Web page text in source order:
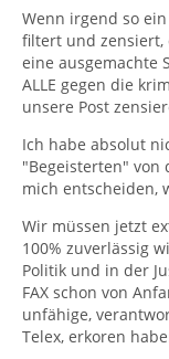
Wenn irgend so
filtert und zensiert,
eine ausgemachte
ALLE gegen die
unsere Post
Ich habe absolut
"Begeisterten" von
mich entscheiden,
Wir müssen jetzt
100% zuverlässig
Politik und in der
FAX schon von
unfähige,
Telex, erkoren